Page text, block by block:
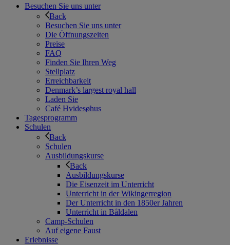
Besuchen Sie uns unter
Back
Besuchen Sie uns unter
Die Öffnungszeiten
Preise
FAQ
Finden Sie Ihren Weg
Stellplatz
Erreichbarkeit
Denmark’s largest royal hall
Laden Sie
Café Hvidesøhus
Tagesprogramm
Schulen
Back
Schulen
Ausbildungskurse
Back
Ausbildungskurse
Die Eisenzeit im Unterricht
Unterricht in der Wikingerregion
Der Unterricht in den 1850er Jahren
Unterricht in Båldalen
Camp-Schulen
Auf eigene Faust
Erlebnisse